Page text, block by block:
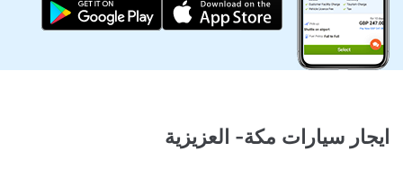
ايجار سيارات مكة- العزيزية